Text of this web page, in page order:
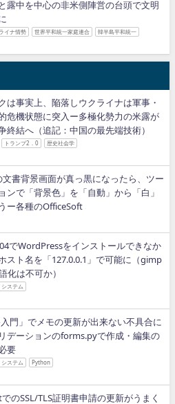
露中を中心の非米側陣営の台頭で文明
イナ情勢 世界平和統一家庭連合 韓半島平和統一
は事実上、陥落しウクライナは軍事・
危機状態に突入ー多極化勢力の米露が
終結へ（追記：中国の最先端技術）
トランプ2．0 歴史社会学
書背景画面が真っ黒になったら、ツー
ンで「背景色」を「自動」から「白」
ー各種のOfficeSoft
でWordPressをインストールできなか
スト名を「127.0.0.1」で可能に（gimp
化は不可か）
ステム
入門」でメモの更新が出来ない不具合に
デーションのforms.pyで作成・編集の
要
ステム Python
のSSL/TLS証明書申請の更新がうまく